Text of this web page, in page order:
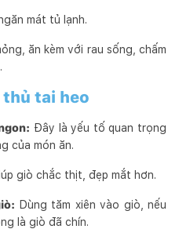
mát tủ lạnh.
ăn kèm với rau sống, chấm
thủ tai heo
Đây là yếu tố quan trọng
của món ăn.
giò chắc thịt, đẹp mắt hơn.
Dùng tăm xiên vào giò, nếu
là giò đã chín.